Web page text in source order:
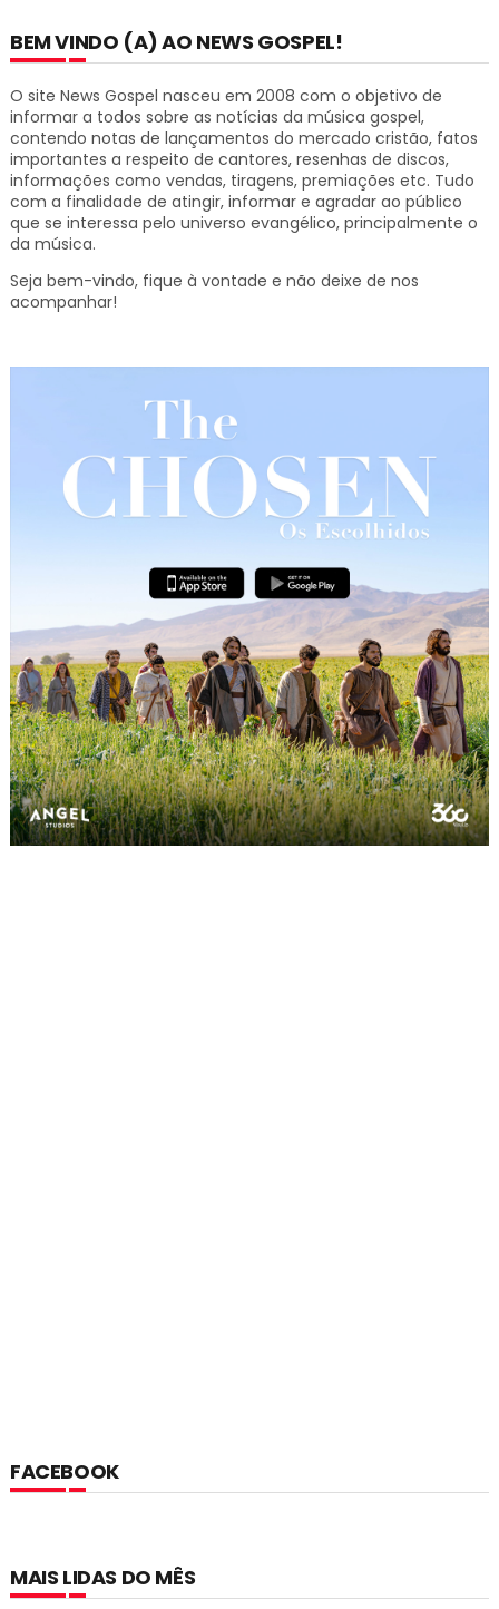
BEM VINDO (A) AO NEWS GOSPEL!
O site News Gospel nasceu em 2008 com o objetivo de
informar a todos sobre as notícias da música gospel,
contendo notas de lançamentos do mercado cristão, fatos
importantes a respeito de cantores, resenhas de discos,
informações como vendas, tiragens, premiações etc. Tudo
com a finalidade de atingir, informar e agradar ao público
que se interessa pelo universo evangélico, principalmente o
da música.
Seja bem-vindo, fique à vontade e não deixe de nos
acompanhar!
FACEBOOK
MAIS LIDAS DO MÊS